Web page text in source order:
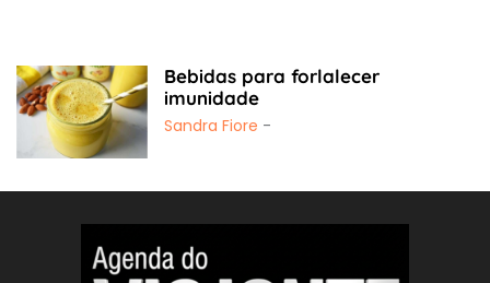
Bebidas para forlalecer
imunidade
Sandra Fiore -